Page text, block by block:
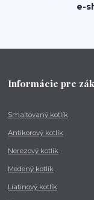
e-
Informácie pre
Smaltovaný kotlík
Antikorový kotlík
Nerezový kotlík
Medený kotlík
Liatinový kotlík